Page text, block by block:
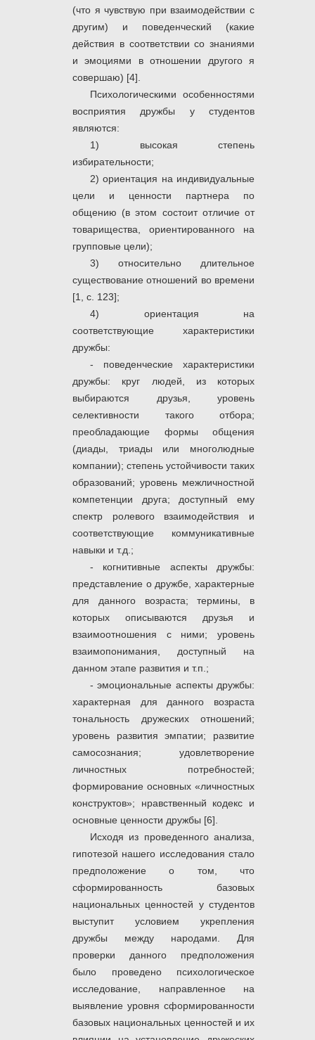
(что я чувствую при взаимодействии с
другим) и поведенческий (какие
действия в соответствии со знаниями
и эмоциями в отношении другого я
совершаю) [4].
Психологическими особенностями
восприятия дружбы у студентов
являются:
1) высокая степень
избирательности;
2) ориентация на индивидуальные
цели и ценности партнера по
общению (в этом состоит отличие от
товарищества, ориентированного на
групповые цели);
3) относительно длительное
существование отношений во времени
[1, с. 123];
4) ориентация на
соответствующие характеристики
дружбы:
- поведенческие характеристики
дружбы: круг людей, из которых
выбираются друзья, уровень
селективности такого отбора;
преобладающие формы общения
(диады, триады или многолюдные
компании); степень устойчивости таких
образований; уровень межличностной
компетенции друга; доступный ему
спектр ролевого взаимодействия и
соответствующие коммуникативные
навыки и т.д.;
- когнитивные аспекты дружбы:
представление о дружбе, характерные
для данного возраста; термины, в
которых описываются друзья и
взаимоотношения с ними; уровень
взаимопонимания, доступный на
данном этапе развития и т.п.;
- эмоциональные аспекты дружбы:
характерная для данного возраста
тональность дружеских отношений;
уровень развития эмпатии; развитие
самосознания; удовлетворение
личностных потребностей;
формирование основных «личностных
конструктов»; нравственный кодекс и
основные ценности дружбы [6].
Исходя из проведенного анализа,
гипотезой нашего исследования стало
предположение о том, что
сформированность базовых
национальных ценностей у студентов
выступит условием укрепления
дружбы между народами. Для
проверки данного предположения
было проведено психологическое
исследование, направленное на
выявление уровня сформированности
базовых национальных ценностей и их